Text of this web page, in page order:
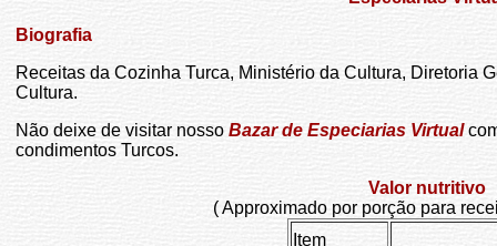
Biografia
Receitas da Cozinha Turca, Ministério da Cultura, Diretoria
Cultura.
Não deixe de visitar nosso Bazar de Especiarias Virtual
condimentos Turcos.
Valor nutritivo
( Approximado por porção para
Item